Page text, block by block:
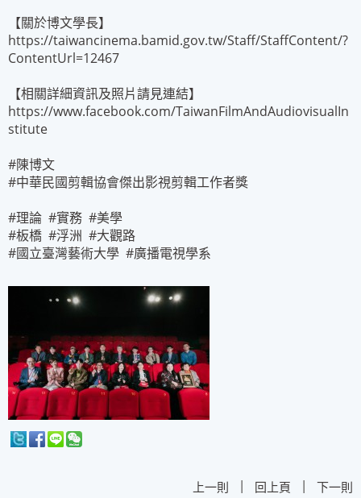
【關於博文學長】
https://taiwancinema.bamid.gov.tw/Staff/StaffContent/?
ContentUrl=12467
【相關詳細資訊及照片請見連結】
https://www.facebook.com/TaiwanFilmAndAudiovisualIn
stitute
#陳博文
#中華民國剪輯協會傑出影視剪輯工作者獎
#理論 #實務 #美學
#板橋 #浮洲 #大觀路
#國立臺灣藝術大學 #廣播電視學系
上一則 | 回上頁 | 下一則